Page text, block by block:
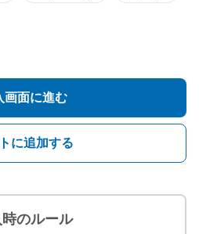
画面に進む
に追加する
のルール